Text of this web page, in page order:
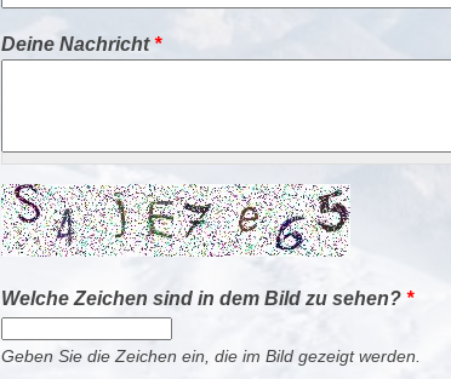
Deine Nachricht*
Welche Zeichen sind in dem Bild zu sehen? *
Geben Sie die Zeichen ein, die im Bild gezeigt werden.